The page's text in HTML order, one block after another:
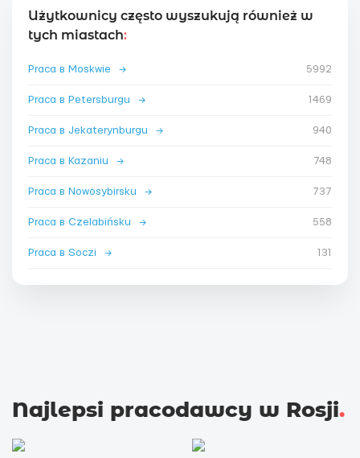
Użytkownicy często wyszukują również w
tych miastach:
Praca в Moskwie → 5992
Praca в Petersburgu → 1469
Praca в Jekaterynburgu → 940
Praca в Kazaniu → 748
Praca в Nowosybirsku → 737
Praca в Czelabińsku → 558
Praca в Soczi → 131
Najlepsi pracodawcy w Rosji.